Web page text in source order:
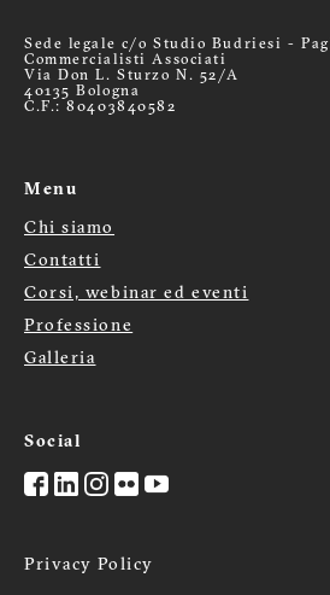
Sede legale c/o Studio Budriesi -
Commercialisti Associati
Via Don L. Sturzo N. 52/A
40135 Bologna
C.F.: 80403840582
Menu
Menù
footer
Chi siamo
Contatti
Corsi, webinar ed eventi
Professione
Galleria
Social
Privacy Policy